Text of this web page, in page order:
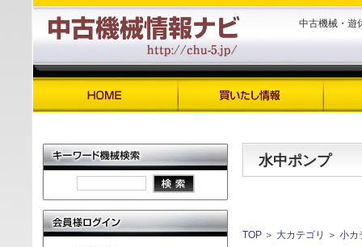
中古機械・遊
水中ポンプ
TOP ＞ 大カテゴリ ＞ 小カ